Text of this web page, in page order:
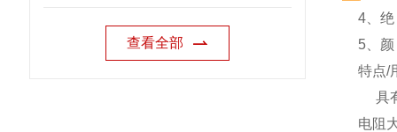
查看全部
4、
5、
特点/
具
电阻